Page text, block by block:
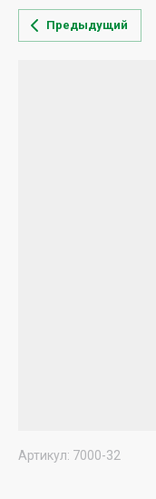
Предыдущий
Артикул: 7000-32